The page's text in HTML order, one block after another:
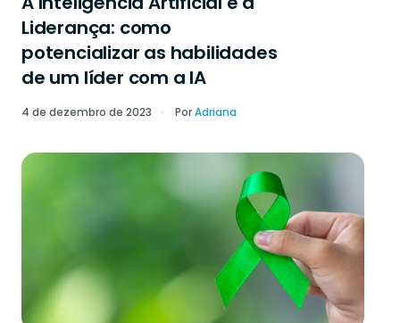
Liderança: como
potencializar as habilidades
de um líder com a IA
4 de dezembro de 2023 PorAdriana